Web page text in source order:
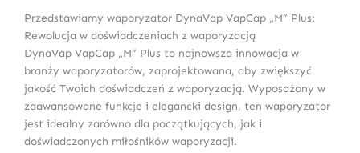
Przedstawiamy waporyzator DynaVap VapCap „M” Plus:
Rewolucja w doświadczeniach z waporyzacją
DynaVap VapCap „M” Plus to najnowsza innowacja w
branży waporyzatorów, zaprojektowana, aby zwiększyć
jakość Twoich doświadczeń z waporyzacją. Wyposażony w
zaawansowane funkcje i elegancki design, ten waporyzator
jest idealny zarówno dla początkujących, jak i
doświadczonych miłośników waporyzacji.